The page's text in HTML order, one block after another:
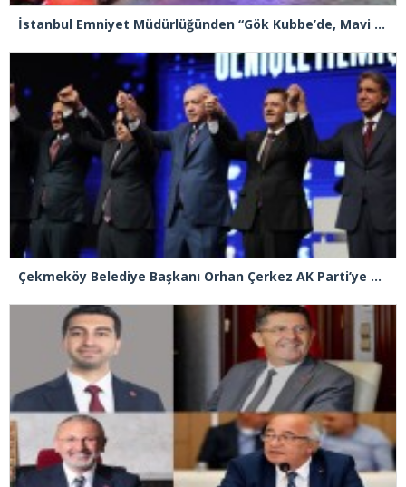
İstanbul Emniyet Müdürlüğünden “Gök Kubbe’de, Mavi Vatan’da, Şanlı Topraklarda: İstanbul Emniyeti Her Yerde” paylaşımı
Çekmeköy Belediye Başkanı Orhan Çerkez AK Parti’ye katıldı